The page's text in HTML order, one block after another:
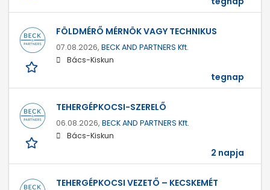
FÖLDMÉRŐ MÉRNÖK VAGY TECHNIKUS
07.08.2026, BECK AND PARTNERS Kft.
Bács-Kiskun
tegnap
TEHERGÉPKOCSI-SZERELŐ
06.08.2026, BECK AND PARTNERS Kft.
Bács-Kiskun
2 napja
TEHERGÉPKOCSI VEZETŐ – KECSKEMÉT